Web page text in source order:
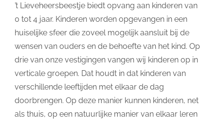
’t Lieveheersbeestje biedt opvang aan kinderen van
0 tot 4 jaar. Kinderen worden opgevangen in een
huiselijke sfeer die zoveel mogelijk aansluit bij de
wensen van ouders en de behoefte van het kind. Op
drie van onze vestigingen vangen wij kinderen op in
verticale groepen. Dat houdt in dat kinderen van
verschillende leeftijden met elkaar de dag
doorbrengen. Op deze manier kunnen kinderen, net
als thuis, op een natuurlijke manier van elkaar leren